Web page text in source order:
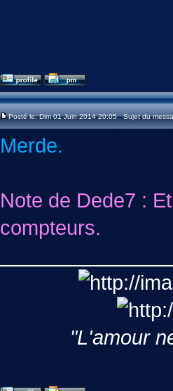
Posté le: Dim 01 Juin 2014 20:05 Sujet du
Merde.
Note de Dede7 :
compteurs.
"L'amour